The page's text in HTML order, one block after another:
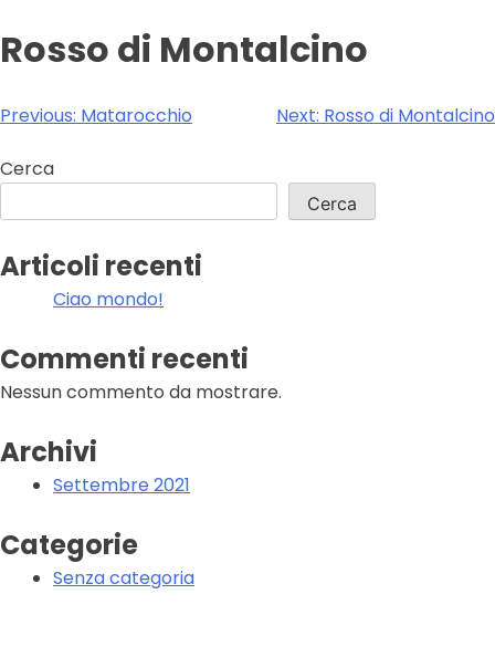
Rosso di Montalcino
Navigazione
articoli
Previous: Matarocchio Next: Rosso di Montalcino
Cerca
Cerca
Articoli recenti
Ciao mondo!
Commenti recenti
Nessun commento da mostrare.
Archivi
Settembre 2021
Categorie
Senza categoria